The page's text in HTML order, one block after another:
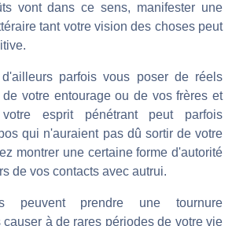
vont dans ce sens, manifester une
tant votre vision des choses peut
parfois vous poser de réels
votre entourage ou de vos frères et
esprit pénétrant peut parfois
qui n'auraient pas dû sortir de votre
montrer une certaine forme d'autorité
de vos contacts avec autrui.
peuvent prendre une tournure
causer à de rares périodes de votre vie